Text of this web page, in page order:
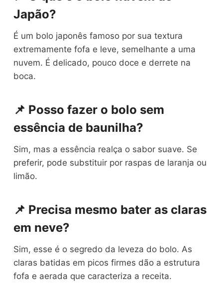
Japão?
É um bolo japonês famoso por sua textura
extremamente fofa e leve, semelhante a uma
nuvem. É delicado, pouco doce e derrete na
boca.
📌 Posso fazer o bolo sem
essência de baunilha?
Sim, mas a essência realça o sabor suave. Se
preferir, pode substituir por raspas de laranja ou
limão.
📌 Precisa mesmo bater as claras
em neve?
Sim, esse é o segredo da leveza do bolo. As
claras batidas em picos firmes dão a estrutura
fofa e aerada que caracteriza a receita.